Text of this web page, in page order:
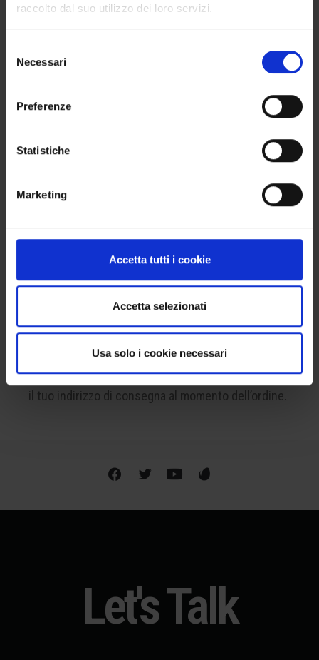
raccolto dal suo utilizzo dei loro servizi.
delNecessari
Preferenze
Statistiche
Marketing
Accetta tutti i cookie
Accetta selezionati
Usa solo i cookie necessari
Nessun problema. Puoi ordinare anche 8, 12, 16
sempre un multiplo di 4, così da ottenere una box
Temperatura di cottura consigliata: 950–970 °C
garantisce la giusta fusione e valorizza la resa
finale del colore.
SPEDIAMO IN TUTTO IL MONDO
La spedizione è disponibile a livello internazionale.
Per conoscere le spese precise, ti basterà inserire
il tuo indirizzo di consegna al momento dell’ordine.
Let's Talk